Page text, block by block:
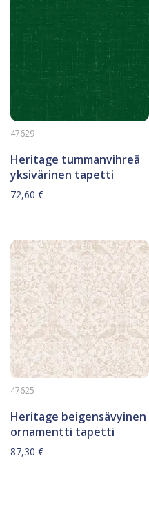
Heritage tummanvihreä
yksivärinen tapetti
47629
72,60 €
Heritage beigensävyinen
ornamentti tapetti
47625
87,30 €